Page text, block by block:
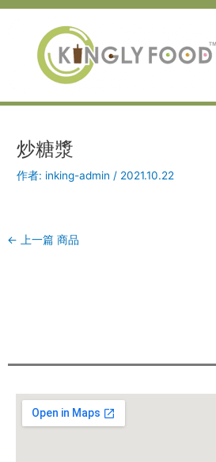
跳
炒糖漿
作者: inking-admin / 2021.10.22
Post
navigation
← 上一篇 商品